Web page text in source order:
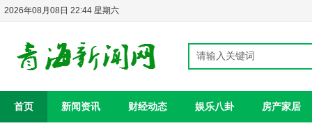
2026年08月08日 22:44 星期六
首页 新闻资讯 财经动态 娱乐八卦 房产家居